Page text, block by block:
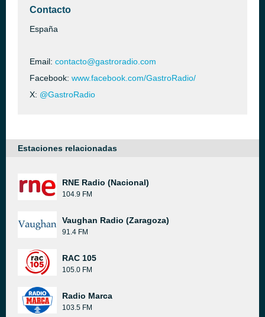
Contacto
España
Email: contacto@gastroradio.com
Facebook: www.facebook.com/GastroRadio/
X: @GastroRadio
Estaciones relacionadas
RNE Radio (Nacional)
104.9 FM
Vaughan Radio (Zaragoza)
91.4 FM
RAC 105
105.0 FM
Radio Marca
103.5 FM